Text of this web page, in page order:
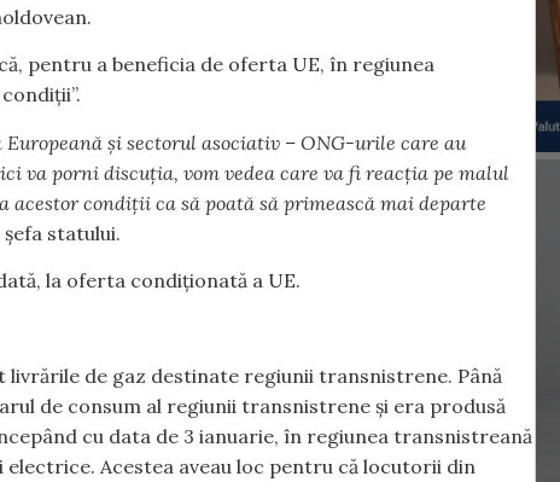
pentru a beneficia de oferta UE, în regiunea
și sectorul asociativ – ONG-urile care au
va porni discuția, vom vedea care va fi reacția pe malul
condiții ca să poată să primească mai departe
statului.
la oferta condiționată a UE.
livrările de gaz destinate regiunii transnistrene. Până
de consum al regiunii transnistrene și era produsă
cu data de 3 ianuarie, în regiunea transnistreană
Acestea aveau loc pentru că locutorii din